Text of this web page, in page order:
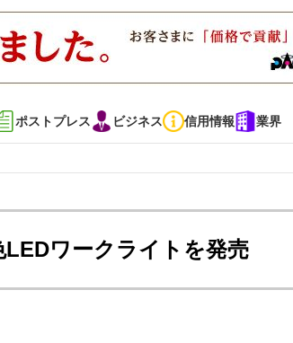
ポストプレス ビジネス 信用情報 業界
クション
トプレス ビジネス イベント 信用情報 業
ワークライトを発売